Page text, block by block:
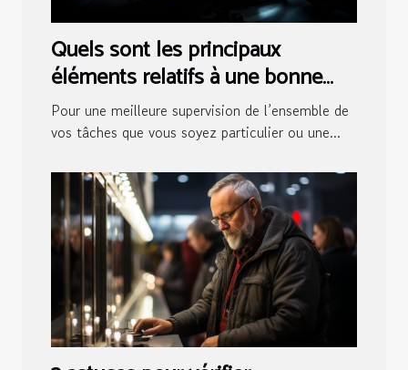
Quels sont les principaux
éléments relatifs à une bonne
salle de contrôle ?
Pour une meilleure supervision de l’ensemble de
vos tâches que vous soyez particulier ou une...